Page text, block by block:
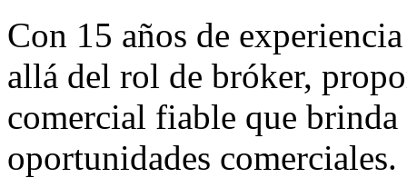
Con 15 años de
allá del rol de bróker,
comercial fiable que brinda
oportunidades comerciales.